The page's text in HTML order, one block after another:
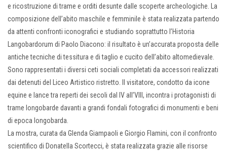
e ricostruzione di trame e orditi desunte dalle scoperte archeologiche. La
composizione dell’abito maschile e femminile è stata realizzata partendo
da attenti confronti iconografici e studiando soprattutto l’Historia
Langobardorum di Paolo Diacono: il risultato è un’accurata proposta delle
antiche tecniche di tessitura e di taglio e cucito dell’abito altomedievale.
Sono rappresentati i diversi ceti sociali completati da accessori realizzati
dai detenuti del Liceo Artistico ristretto. Il visitatore, condotto da icone
equine e lance tra reperti dei secoli dal IV all’VIII, incontra i protagonisti di
trame longobarde davanti a grandi fondali fotografici di monumenti e beni
di epoca longobarda.
La mostra, curata da Glenda Giampaoli e Giorgio Flamini, con il confronto
scientifico di Donatella Scortecci, è stata realizzata grazie alle risorse